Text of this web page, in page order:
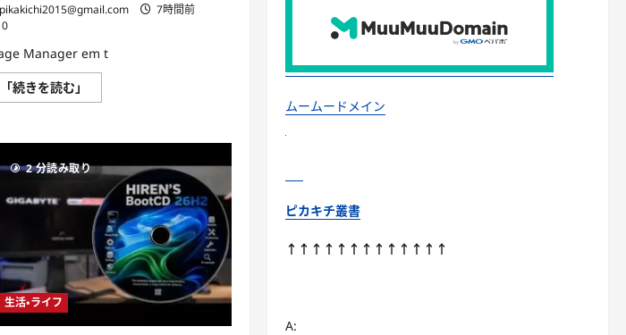
pikakichi2015@gmail.com
7時間前
0
Manager em t
「続きを読む」
PRO
つ
い
て
ら
に
読
む
2 分読み取り
生活・ライフ
ムームードメイン
ピカキチ叢書
↑↑↑↑↑↑↑↑↑↑↑↑↑
A: